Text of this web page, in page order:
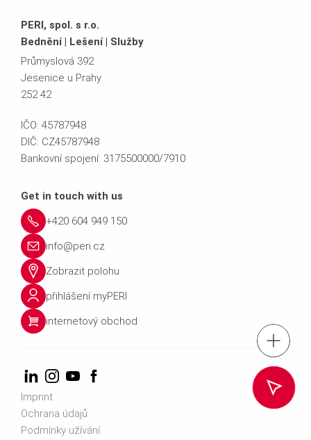
tel.: +420 604
Vyhledat kontakt na
PERI, spol. s r.o.
Bednění | Lešení | Služby
Průmyslová 392
Jesenice u Prahy
252 42
IČO: 45787948
DIČ: CZ45787948
Bankovní spojení: 3175500000/7910
Get in touch with us
+420 604 949 150
info@peri.cz
Zobrazit polohu
přihlášení myPERI
internetový obchod
Imprint
Ochrana údajů
Podmínky užívání